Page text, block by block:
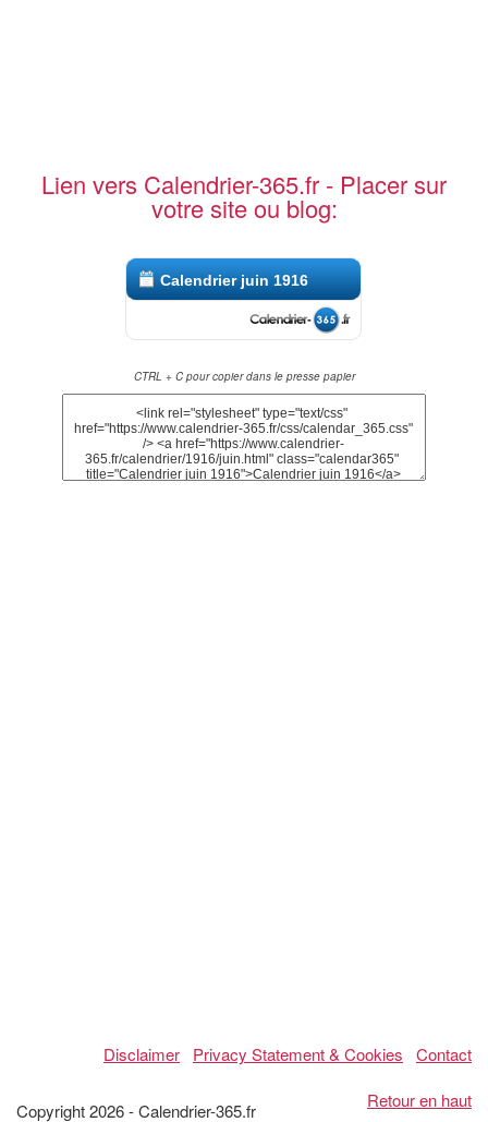
Lien vers Calendrier-365.fr - Placer sur
votre site ou blog:
Calendrier juin 1916
CTRL + C pour copier dans le presse papier
Disclaimer Privacy Statement & Cookies
Contact
Retour en haut
Copyright 2026 - Calendrier-365.fr